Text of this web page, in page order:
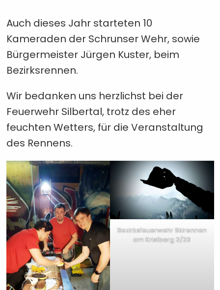
Auch dieses Jahr starteten 10
Kameraden der Schrunser Wehr, sowie
Bürgermeister Jürgen Kuster, beim
Bezirksrennen.
Wir bedanken uns herzlichst bei der
Feuerwehr Silbertal, trotz des eher
feuchten Wetters, für die Veranstaltung
des Rennens.
Bezirksfeuerwehr Skirennen
am Kristberg 2/23